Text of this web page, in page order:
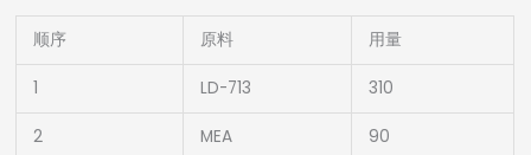
顺序 原料 用量
1 LD-713 310
2 MEA 90